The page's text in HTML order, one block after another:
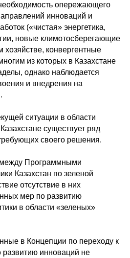
опережающего
инноваций и
(«чистая» энергетика,
новые климотосберегающие
хозяйстве, конвергентные
из которых в Казахстане
однако наблюдается
и внедрения на
ситуации в области
существует ряд
своего решения.
между Программными
Казахстан по зеленой
отсутствие в них
мер по развитию
в области «зеленых»
в Концепции по переходу к
развитию инноваций не